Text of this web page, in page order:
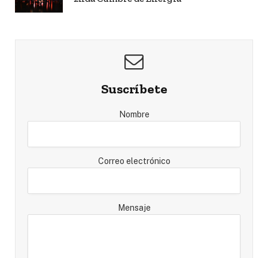
Suscríbete
Nombre
Correo electrónico
Mensaje